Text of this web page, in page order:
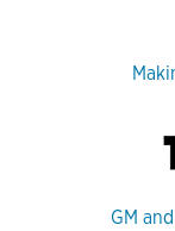
GM